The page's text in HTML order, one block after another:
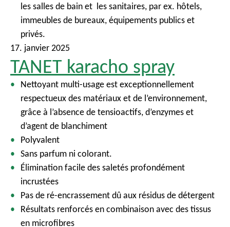
les salles de bain et les sanitaires, par ex. hôtels,
immeubles de bureaux, équipements publics et
privés.
17. janvier 2025
TANET karacho spray
Nettoyant multi-usage est exceptionnellement
respectueux des matériaux et de l’environnement,
grâce à l’absence de tensioactifs, d’enzymes et
d’agent de blanchiment
Polyvalent
Sans parfum ni colorant.
Élimination facile des saletés profondément
incrustées
Pas de ré-encrassement dû aux résidus de détergent
Résultats renforcés en combinaison avec des tissus
en microfibres